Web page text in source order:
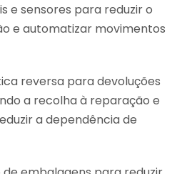
e sensores para reduzir o
e automatizar movimentos
reversa para devoluções
a recolha à reparação e
a dependência de